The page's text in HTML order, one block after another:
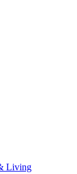
Living